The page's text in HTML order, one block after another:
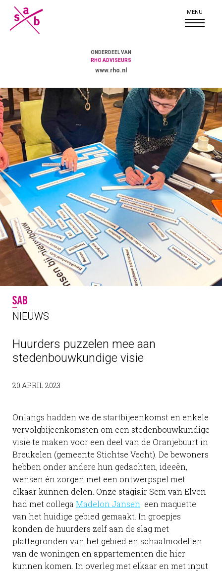
ONDERDEEL VAN
RHO ADVISEURS
www.rho.nl
NIEUWS
Huurders puzzelen mee aan
stedenbouwkundige visie
20 APRIL 2023
Onlangs hadden we de startbijeenkomst en enkele
vervolgbijeenkomsten om een stedenbouwkundige
visie te maken voor een deel van de Oranjebuurt in
Breukelen (gemeente Stichtse Vecht). De bewoners
hebben onder andere hun gedachten, ideeën,
wensen én zorgen met een ontwerpspel met
elkaar kunnen delen. Onze stagiair Sem van Elven
had met collega Madelon Jansen een maquette
van het huidige gebied gemaakt. In groepjes
konden de huurders zelf aan de slag met
plattegronden van het gebied en schaalmodellen
van de woningen en appartementen die hier
kunnen komen. In overleg met elkaar en met input